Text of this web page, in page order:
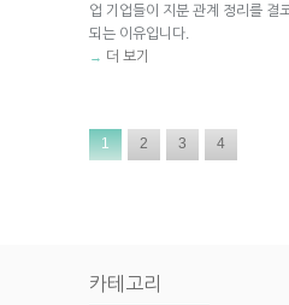
업 기업들이 지분 관계 정리를 결
되는 이유입니다.
→ 더 보기
1 2 3 4
카테고리